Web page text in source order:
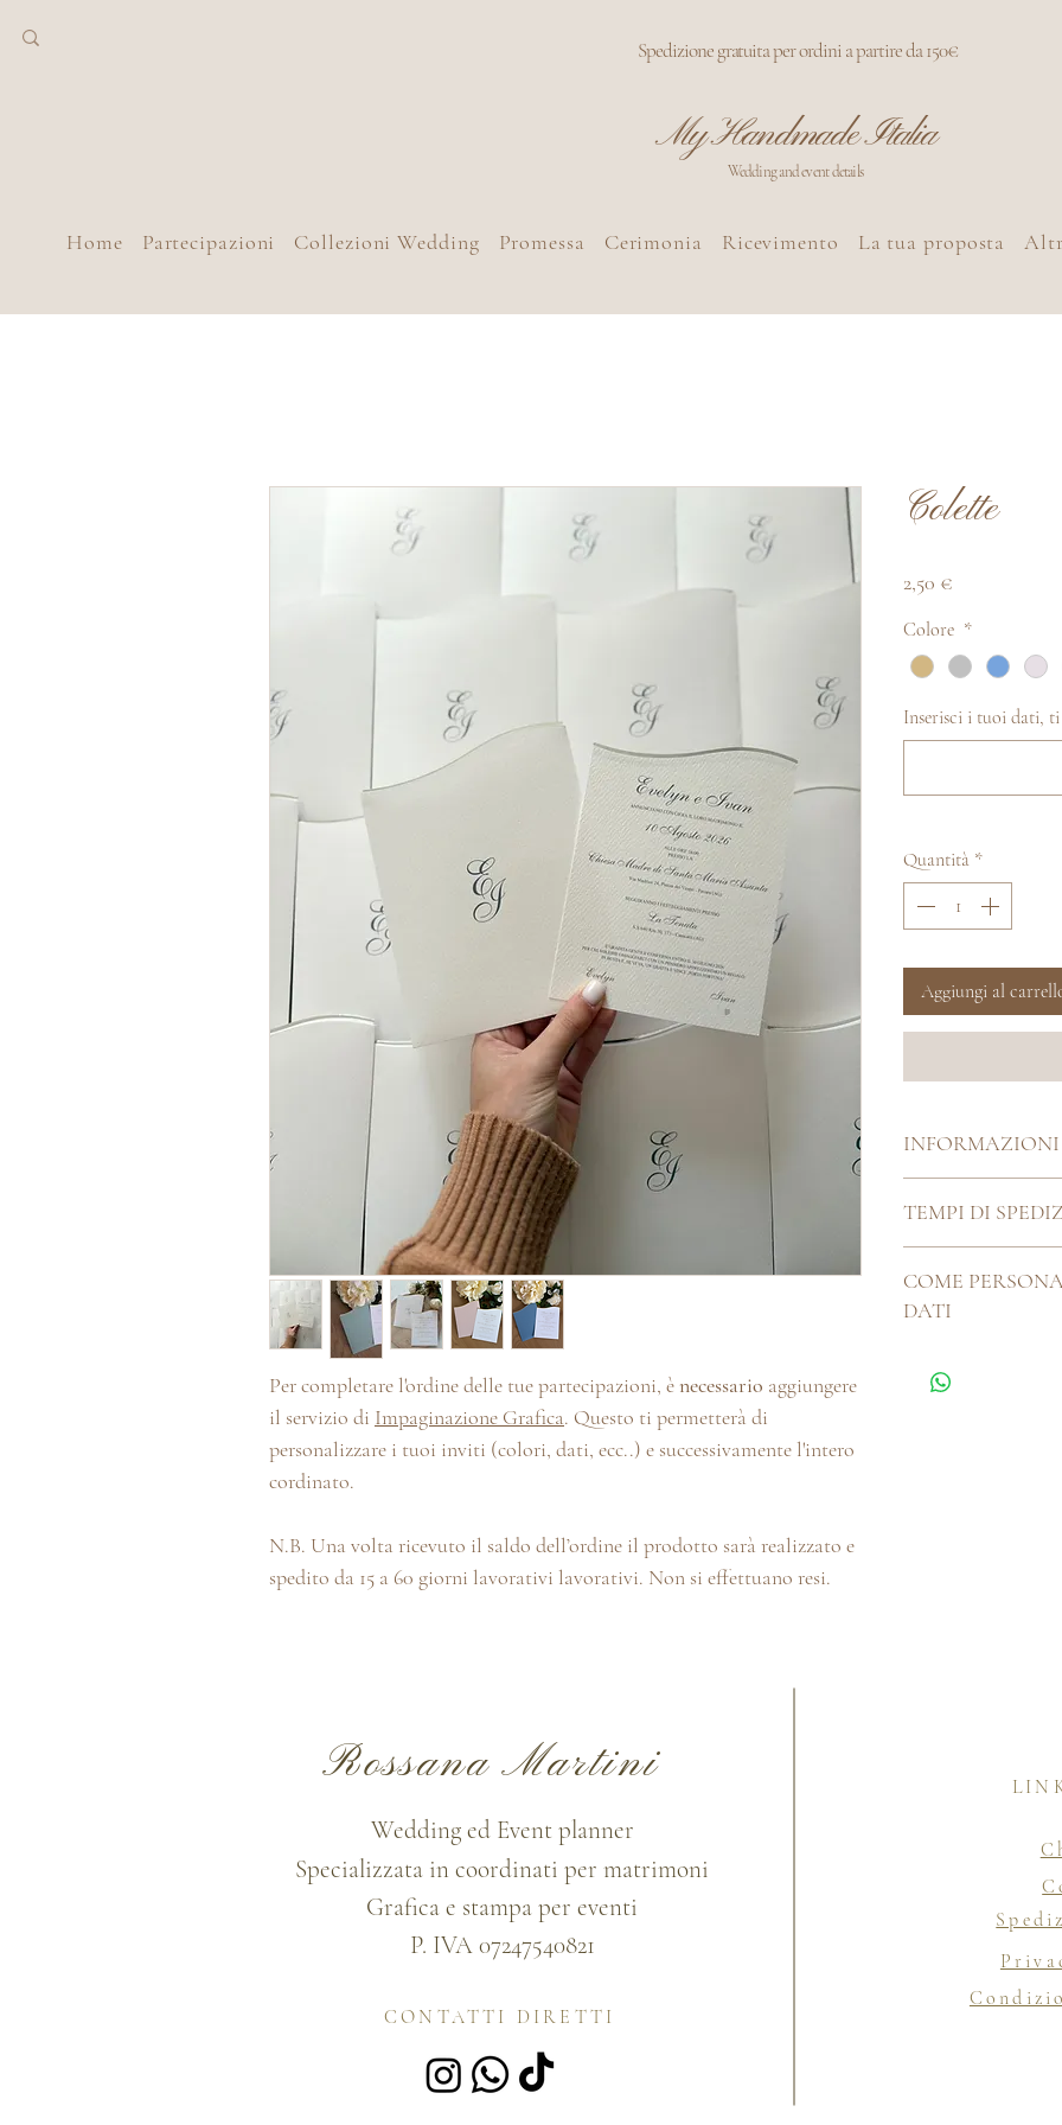
Spedizione gratuita per ordini a partire da 150€
My Handmade Italia
Wedding and event details
Home Partecipazioni Collezioni Wedding Promessa Cerimonia Ricevimento La tua proposta
Per completare l'ordine delle tue partecipazioni, ènecessario aggiungere
il servizio di Impaginazione Grafica. Questo ti permetterà di
personalizzare i tuoi inviti (colori, dati, ecc..) e successivamente l'intero
cordinato.
N.B. Una volta ricevuto il saldo dell’ordine il prodotto sarà realizzato e
spedito da 15 a 60 giorni lavorativi lavorativi. Non si effettuano resi.
Colette
2,50 €
Colore *
Inserisci i tuoi dati,
Quantità *
Aggiungi al
INFORMAZIONI
TEMPI DI
artigianalmente, ha
Pertanto i nostri
la chatbox o la
COME
DATI
l'ordine, puoi
Rossana Martini
Wedding ed Event planner
Specializzata in coordinati per matrimoni
Grafica e stampa per eventi
P. IVA 07247540821
CONTATTI DIRETTI